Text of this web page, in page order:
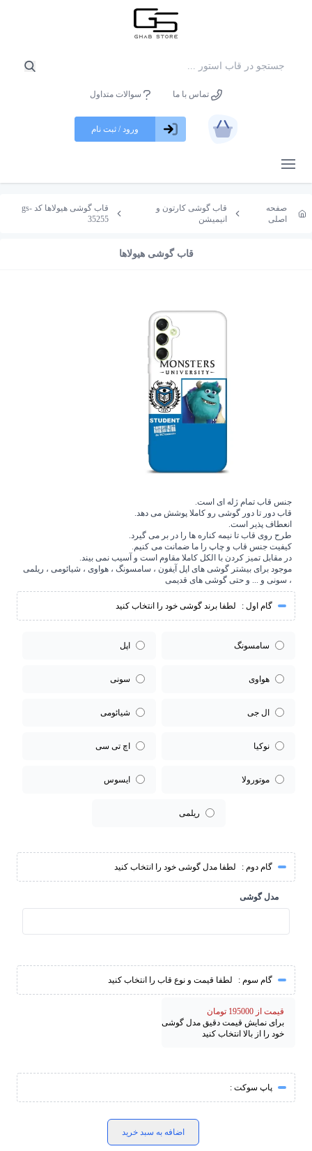
تماس با ما سوالات متداول
باز کردن منو
ورود / ثبت نام
صفحه
اصلی
قاب گوشی کارتون و
انیمیشن
قاب گوشی هیولاها کد gs-
35255
قاب گوشی هیولاها
جنس قاب تمام ژله ای است.
قاب دور تا دور گوشی رو کاملا پوشش می دهد.
انعطاف پذیر است.
طرح روی قاب تا نیمه کناره ها را در بر می گیرد.
کیفیت جنس قاب و چاپ را ما ضمانت می کنیم.
در مقابل تمیز کردن با الکل کاملا مقاوم است و آسیب نمی بیند.
موجود برای بیشتر گوشی های اپل آیفون ، سامسونگ ، هواوی ، شیائومی ، ریلمی
، سونی و ... و حتی گوشی های قدیمی
گام اول : لطفا برند گوشی خود را انتخاب کنید
سامسونگ اپل
هواوی سونی
ال جی شیائومی
نوکیا اچ تی سی
موتورولا ایسوس
ریلمی
گام دوم : لطفا مدل گوشی خود را انتخاب کنید
مدل گوشی
گام سوم : لطفا قیمت و نوع قاب را انتخاب کنید
قیمت از 195000 تومان
برای نمایش قیمت دقیق مدل گوشی
خود را از بالا انتخاب کنید
پاپ سوکت :
اضافه به سبد خرید